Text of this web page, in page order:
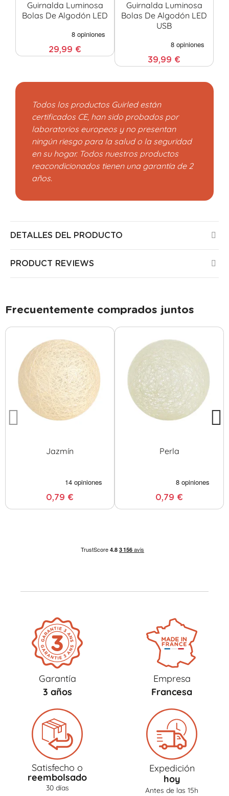
Guirnalda Luminosa
Bolas De Algodón LED
29,99 €
Guirnalda Luminosa
Bolas De Algodón LED
USB
39,99 €
Todos los productos Guirled están
certificados CE, han sido probados por
laboratorios europeos y no presentan
ningún riesgo para la salud o la seguridad
en su hogar. Todos nuestros productos
reacondicionados tienen una garantía de 2
años.
DETALLES DEL PRODUCTO
PRODUCT REVIEWS
Frecuentemente comprados juntos
Jazmín
0,79 €
Perla
0,79 €
Garantía
3 años
Empresa
Francesa
Satisfecho o
reembolsado
30 días
Expedición
hoy
Antes de las 15h